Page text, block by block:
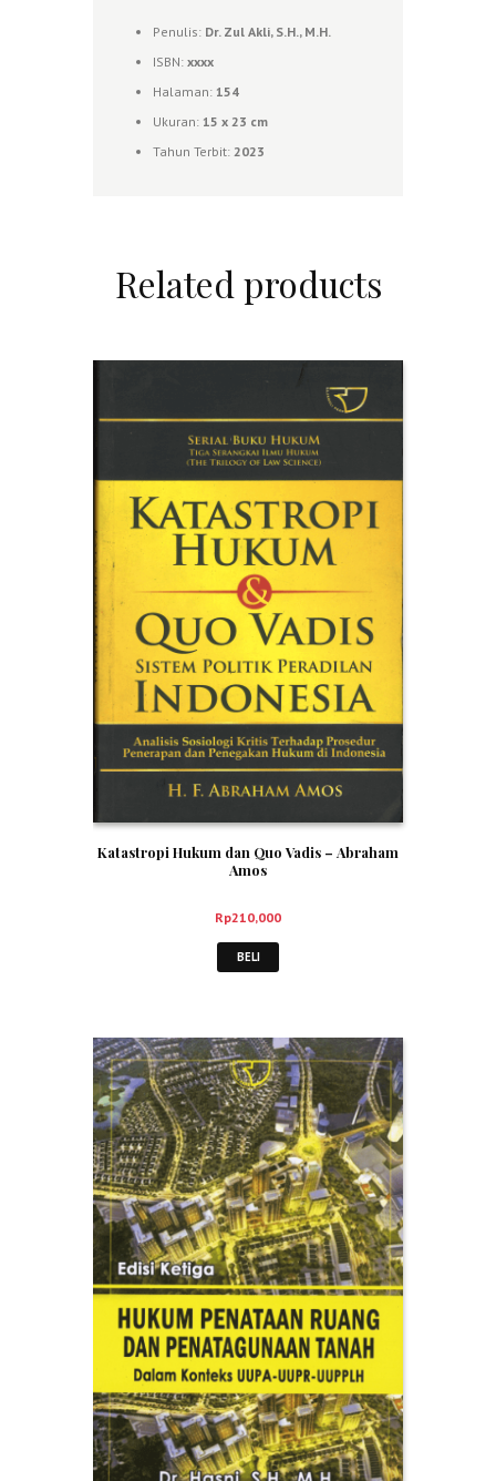
Penulis: Dr. Zul Akli, S.H., M.H.
ISBN: xxxx
Halaman: 154
Ukuran: 15 x 23 cm
Tahun Terbit: 2023
Related products
Katastropi Hukum dan Quo Vadis – Abraham
Amos
Rp210,000
BELI